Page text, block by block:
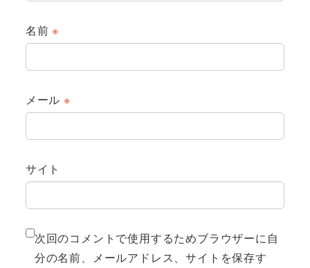
名前※
メール ※
サイト
次回のコメントで使用するためブラウザーに自
分の名前、メールアドレス、サイトを保存す